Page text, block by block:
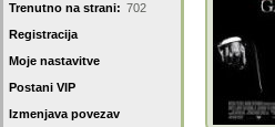
Trenutno na strani: 702
Registracija
Moje nastavitve
Postani VIP
Izmenjava povezav